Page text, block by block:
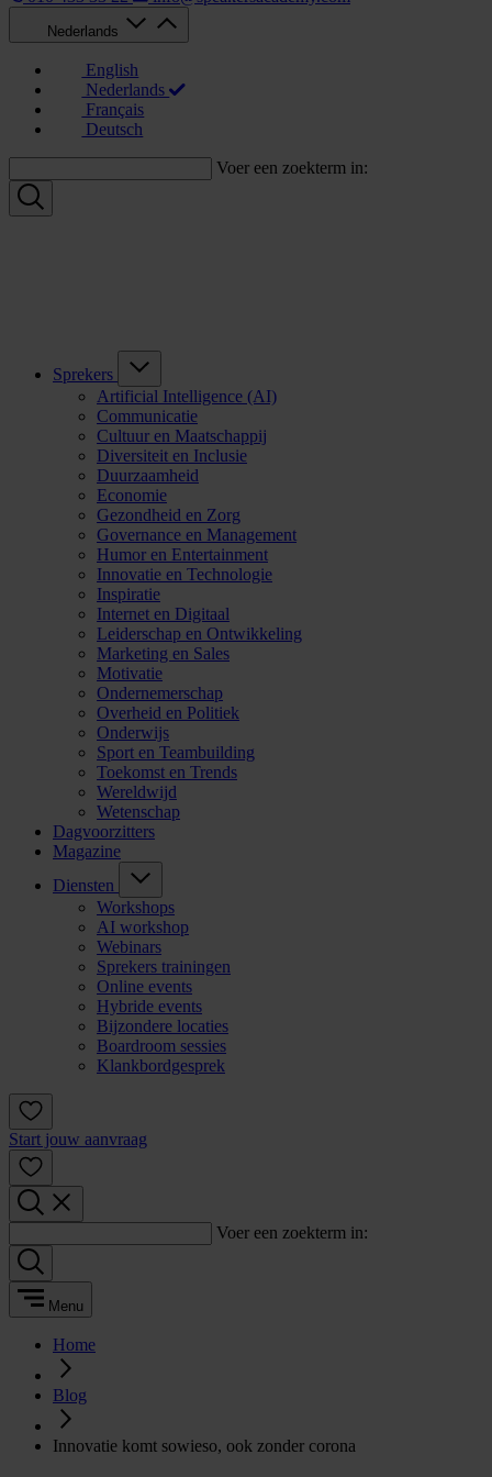
Nederlands
English
Nederlands
Français
Deutsch
Voer een zoekterm in:
Sprekers
Artificial Intelligence (AI)
Communicatie
Cultuur en Maatschappij
Diversiteit en Inclusie
Duurzaamheid
Economie
Gezondheid en Zorg
Governance en Management
Humor en Entertainment
Innovatie en Technologie
Inspiratie
Internet en Digitaal
Leiderschap en Ontwikkeling
Marketing en Sales
Motivatie
Ondernemerschap
Overheid en Politiek
Onderwijs
Sport en Teambuilding
Toekomst en Trends
Wereldwijd
Wetenschap
Dagvoorzitters
Magazine
Diensten
Workshops
AI workshop
Webinars
Sprekers trainingen
Online events
Hybride events
Bijzondere locaties
Boardroom sessies
Klankbordgesprek
Start jouw aanvraag
Voer een zoekterm in:
Menu
Home
Blog
Innovatie komt sowieso, ook zonder corona